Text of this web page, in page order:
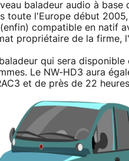
baladeur audio à base
toute l'Europe début
compatible en natif
propriétaire de la firme,
qui sera disponible
Le NW-HD3 aura
et de près de 22